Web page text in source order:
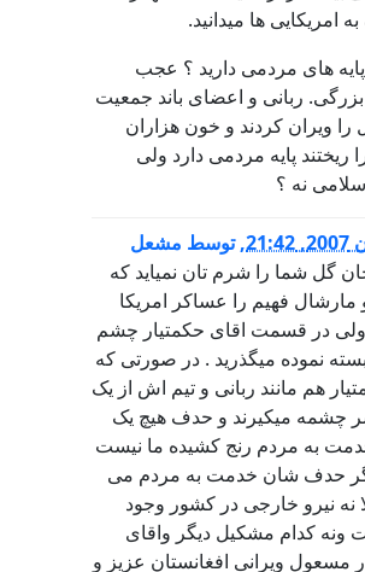
امریکایی ها میدانید.
های مردمی دارید ؟ عجب
ربانی و اعضای باند جمعیت
را ویران کردند و خون هزاران
ریختند پایه مردمی دارد ولی
نه ؟
,توسط مشعل
گل شما را شرم تان نمیاید که
مارشال فهیم را عساکر امریکا
ولی در قسمت اقای حکمتیار چشم
نموده میگذرید . در صورتی که
هم مانند ربانی و تیم اش از یک
چشمه میکیرند و حدف هیچ یک
به مردم رنج کشیده ما نیست
حدف شان خدمت به مردم می
نه نیرو خارجی در کشور وجود
ونه کدام مشکیل دیگر واقای
مسعول ویرانی افغانستان عزیز و